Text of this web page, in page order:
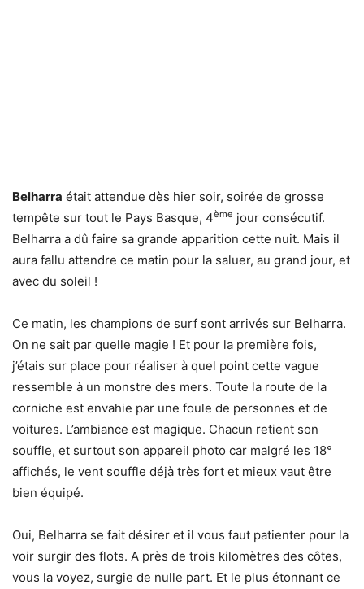
Belharra était attendue dès hier soir, soirée de grosse
tempête sur tout le Pays Basque, 4ème jour consécutif.
Belharra a dû faire sa grande apparition cette nuit. Mais il
aura fallu attendre ce matin pour la saluer, au grand jour, et
avec du soleil !
Ce matin, les champions de surf sont arrivés sur Belharra.
On ne sait par quelle magie ! Et pour la première fois,
j’étais sur place pour réaliser à quel point cette vague
ressemble à un monstre des mers. Toute la route de la
corniche est envahie par une foule de personnes et de
voitures. L’ambiance est magique. Chacun retient son
souffle, et surtout son appareil photo car malgré les 18°
affichés, le vent souffle déjà très fort et mieux vaut être
bien équipé.
Oui, Belharra se fait désirer et il vous faut patienter pour la
voir surgir des flots. A près de trois kilomètres des côtes,
vous la voyez, surgie de nulle part. Et le plus étonnant ce